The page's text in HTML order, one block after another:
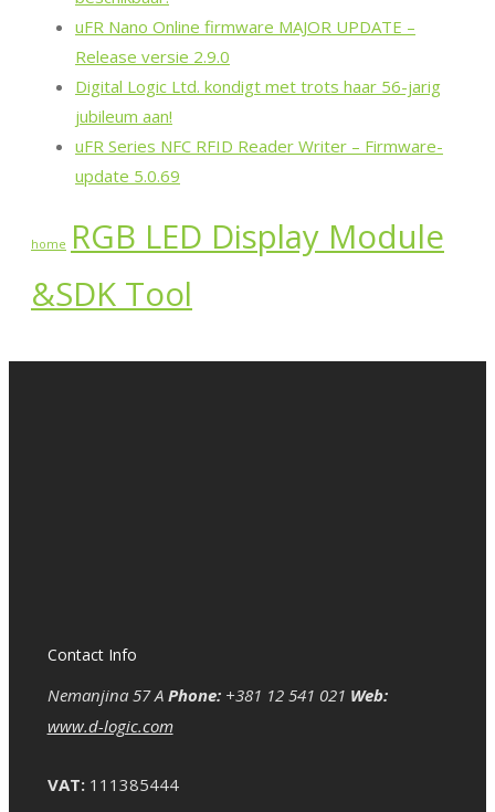
uFR Nano Online firmware MAJOR UPDATE –
Release versie 2.9.0
Digital Logic Ltd. kondigt met trots haar 56-jarig
jubileum aan!
uFR Series NFC RFID Reader Writer – Firmware-
update 5.0.69
home RGB LED Display Module
&SDK Tool
Contact Info
Nemanjina 57 A Phone:+381 12 541 021 Web:
www.d-logic.com
VAT:111385444